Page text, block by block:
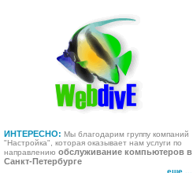
ИНТЕРЕСНО: Мы благодарим группу компаний
"Настройка", которая оказывает нам услуги по
направлению обслуживание компьютеров в
Санкт-Петербурге
еще ...